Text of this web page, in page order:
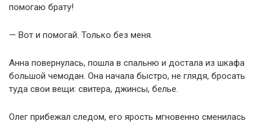
помогаю брату!
— Вот и помогай. Только без меня.
Анна повернулась, пошла в спальню и достала из шкафа
большой чемодан. Она начала быстро, не глядя, бросать
туда свои вещи: свитера, джинсы, белье.
Олег прибежал следом, его ярость мгновенно сменилась